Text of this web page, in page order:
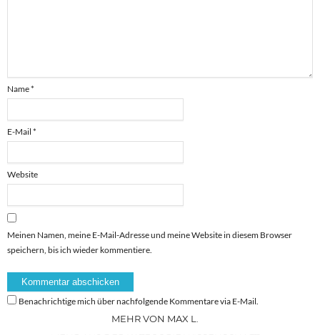
Name*
E-Mail *
Website
Meinen Namen, meine E-Mail-Adresse und meine Website in diesem Browser
speichern, bis ich wieder kommentiere.
Benachrichtige mich über nachfolgende Kommentare via E-Mail.
MEHR VON MAX L.